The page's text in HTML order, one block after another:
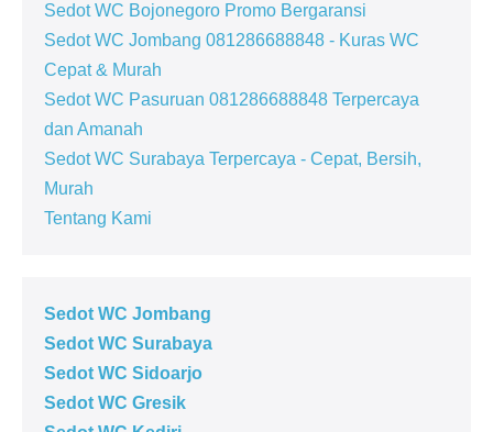
Sedot WC Bojonegoro Promo Bergaransi
Sedot WC Jombang 081286688848 - Kuras WC
Cepat & Murah
Sedot WC Pasuruan 081286688848 Terpercaya
dan Amanah
Sedot WC Surabaya Terpercaya - Cepat, Bersih,
Murah
Tentang Kami
Sedot WC Jombang
Sedot WC Surabaya
Sedot WC Sidoarjo
Sedot WC Gresik